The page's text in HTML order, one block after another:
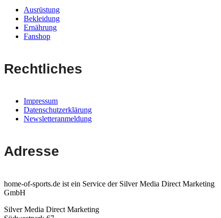
Ausrüstung
Bekleidung
Ernährung
Fanshop
Rechtliches
Impressum
Datenschutzerklärung
Newsletteranmeldung
Adresse
home-of-sports.de ist ein Service der Silver Media Direct Marketing
GmbH
Silver Media Direct Marketing